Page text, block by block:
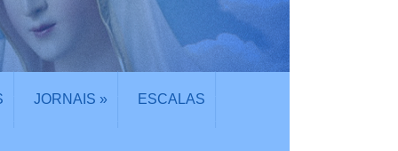
JORNAIS » ESCALAS